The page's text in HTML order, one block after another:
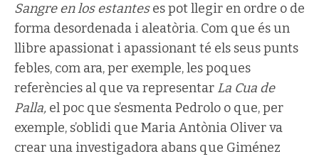
Sangre en los estanteses pot llegir en ordre o de
forma desordenada i aleatòria. Com que és un
llibre apassionat i apassionant té els seus punts
febles, com ara, per exemple, les poques
referències al que va representar La Cua de
Palla, el poc que s’esmenta Pedrolo o que, per
exemple, s’oblidi que Maria Antònia Oliver va
crear una investigadora abans que Giménez